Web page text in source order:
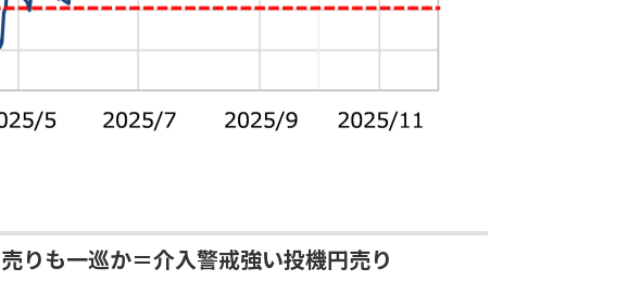
りも一巡か＝介入警戒強い投機円売り